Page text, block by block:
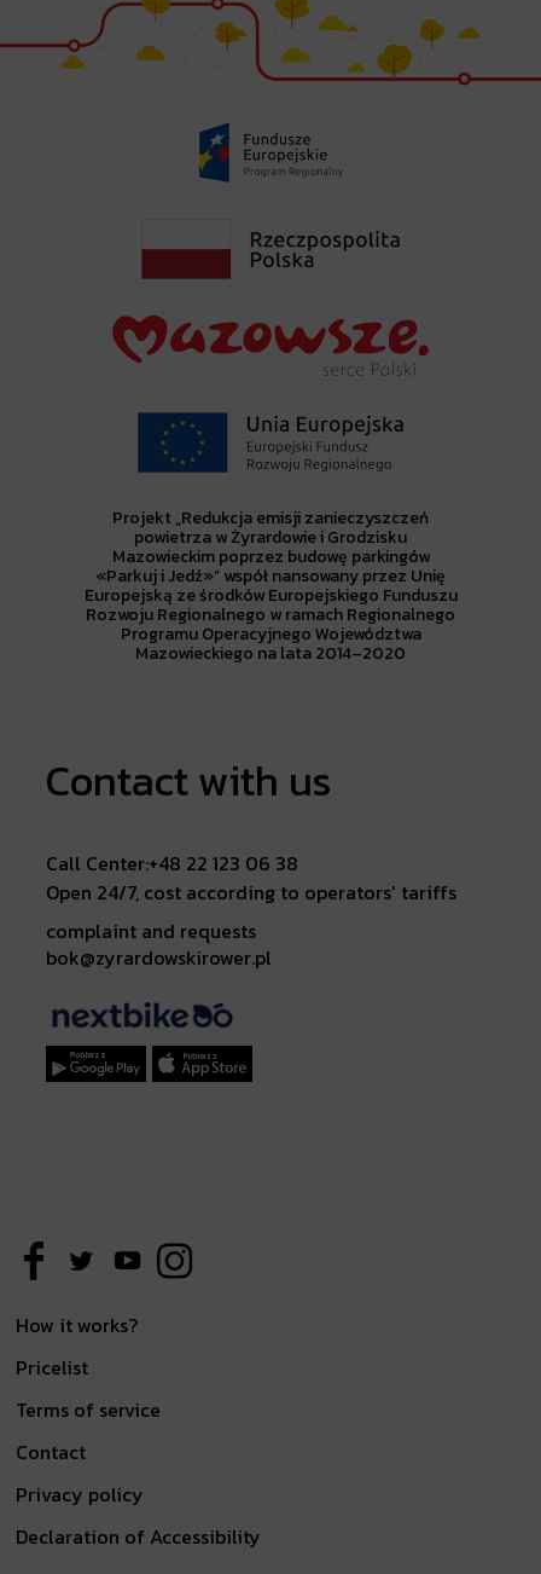
Projekt „Redukcja emisji zanieczyszczeń
powietrza w Żyrardowie i Grodzisku
Mazowieckim poprzez budowę parkingów
«Parkuj i Jedź»” współ nansowany przez Unię
Europejską ze środków Europejskiego Funduszu
Rozwoju Regionalnego w ramach Regionalnego
Programu Operacyjnego Województwa
Mazowieckiego na lata 2014–2020
Contact with us
Call Center:+48 22 123 06 38
Open 24/7, cost according to operators' tariffs
complaint and requests
bok@zyrardowskirower.pl
How it works?
Pricelist
Terms of service
Contact
Privacy policy
Declaration of Accessibility